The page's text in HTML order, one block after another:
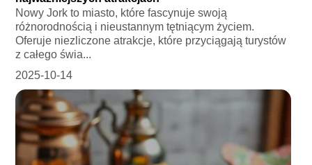
Nowy Jork to miasto, które fascynuje swoją
różnorodnością i nieustannym tętniącym życiem.
Oferuje niezliczone atrakcje, które przyciągają turystów
z całego świa...
2025-10-14